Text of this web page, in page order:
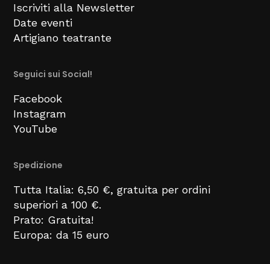
Iscriviti alla Newsletter
Date eventi
Artigiano teatrante
Seguici sui Social!
Facebook
Instagram
YouTube
Spedizione
Tutta Italia: 6,50 €, gratuita per ordini
superiori a 100 €.
Prato: Gratuita!
Europa: da 15 euro